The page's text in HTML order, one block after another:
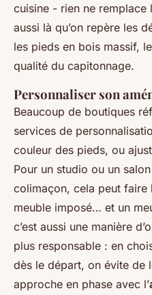
cuisine - rien ne remplace
aussi là qu’on repère les
les pieds en bois massif,
qualité du capitonnage.
Personnaliser son
Beaucoup de boutiques
services de
couleur des pieds, ou
Pour un studio ou un
colimaçon, cela peut faire
meuble imposé… et un
c’est aussi une manière
plus responsable : en
dès le départ, on évite de
approche en phase avec l’